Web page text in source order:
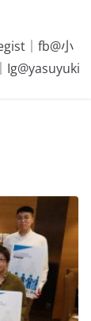
｜fb@小
Ig@yasuyuki